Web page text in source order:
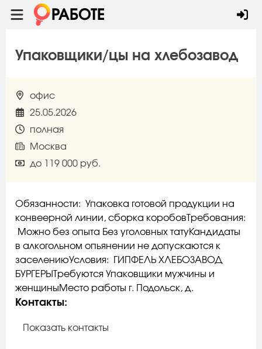
Упаковщики/цы на хлебозавод
офис
25.05.2026
полная
Москва
до 119 000 руб.
Обязанности: Упаковка готовой продукции на
конвеерной линии, сборка коробовТребования:
Можно без опыта Без уголовных татуКандидаты
в алкогольном опьянении не допускаются к
заселениюУсловия: ГИПФЕЛЬ ХЛЕБОЗАВОД
БУРГЕРЫТребуются Упаковщики мужчины и
женщиныМесто работы г. Подольск, д.
Контакты:
Показать контакты